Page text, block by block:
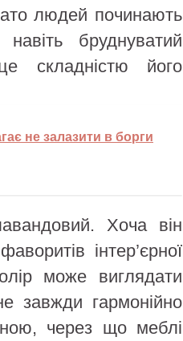
людей починають
бруднуватий
складністю його
не залазити в борги
Хоча він
інтер’єрної
може виглядати
завжди гармонійно
через що меблі